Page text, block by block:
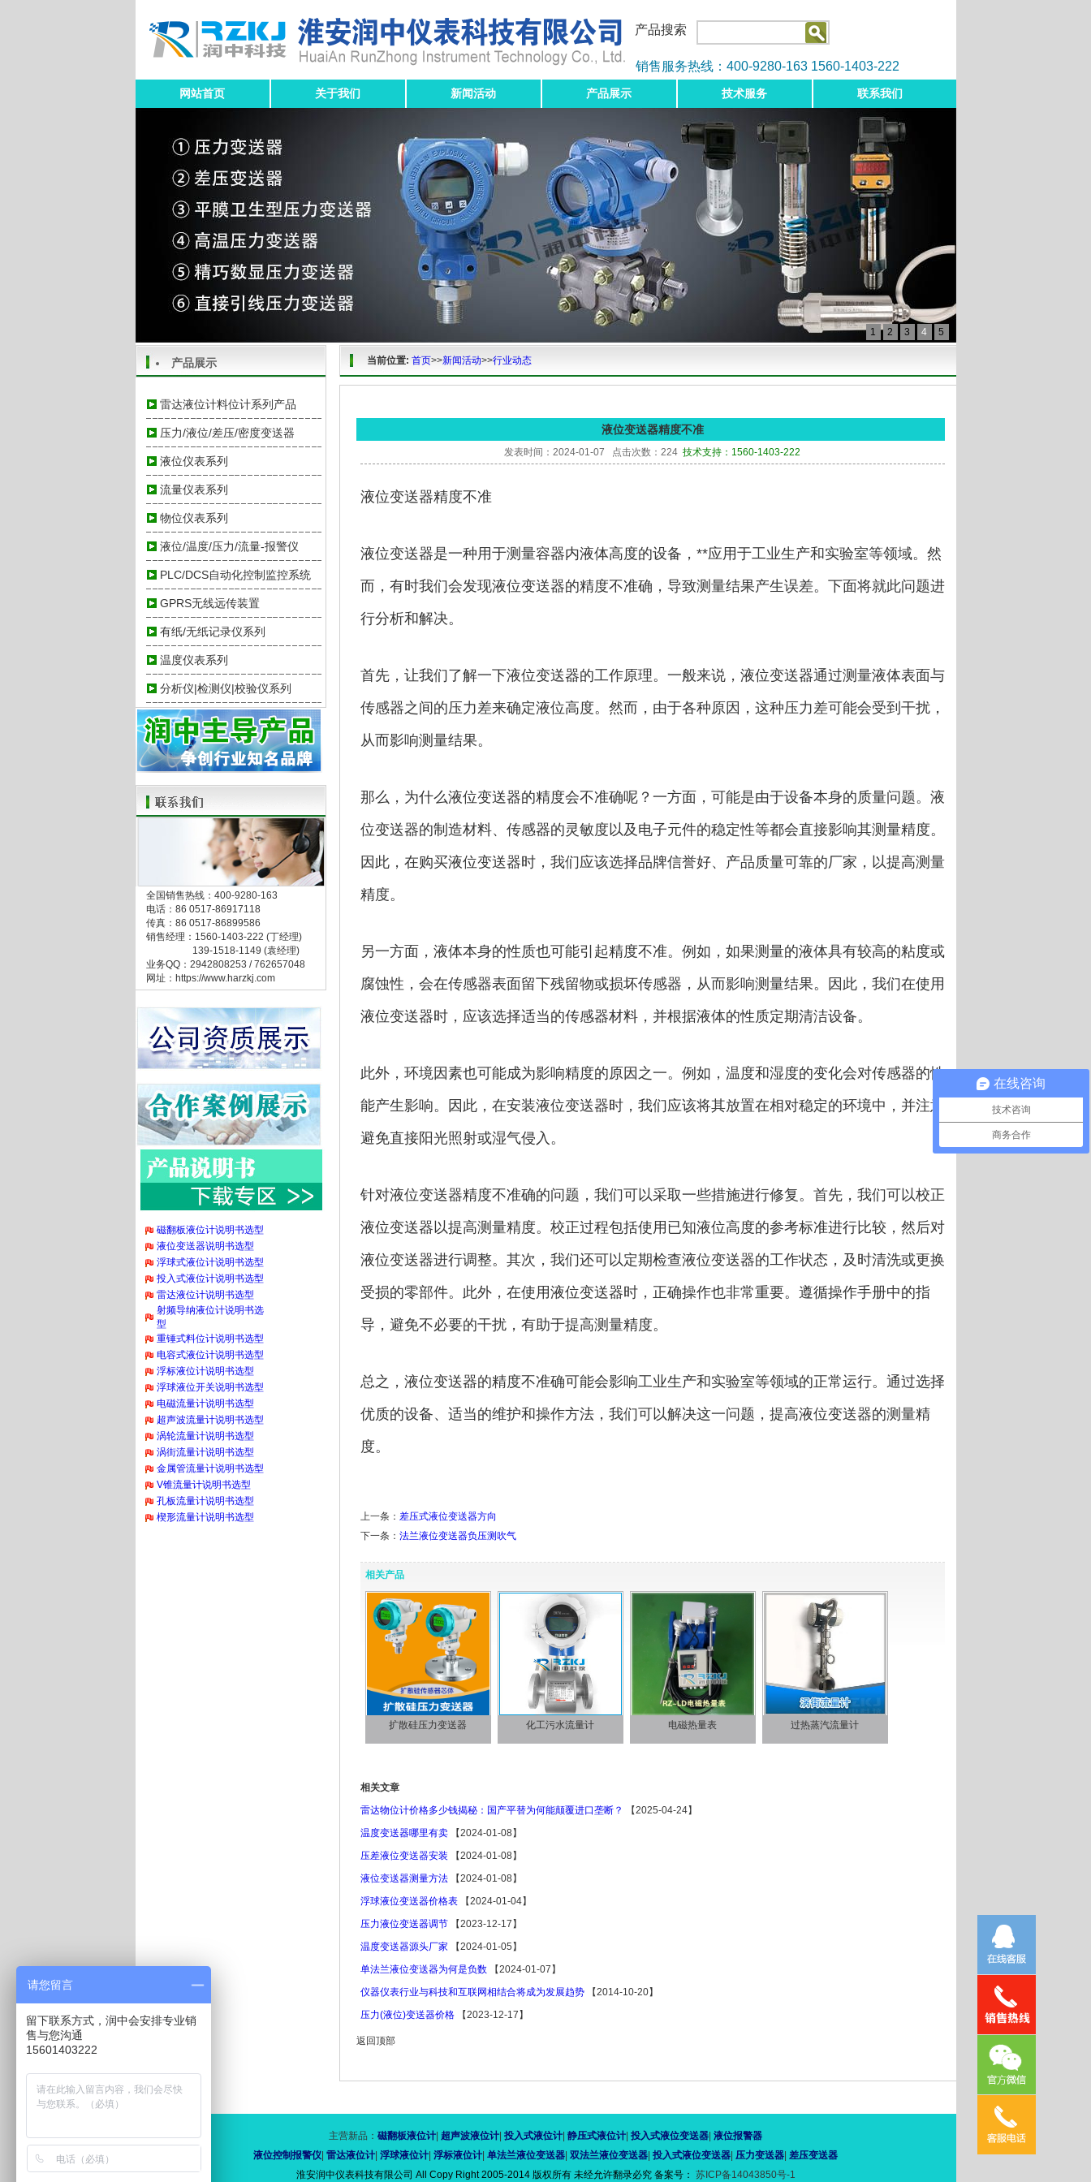
产品搜索
销售服务热线：400-9280-163 1560-1403-222
网站首页 关于我们 新闻活动 产品展示 技术服务 联系我们
1 2 3 4 5
产品展示
雷达液位计料位计系列产品
压力/液位/差压/密度变送器
液位仪表系列
流量仪表系列
物位仪表系列
液位/温度/压力/流量-报警仪
PLC/DCS自动化控制监控系统
GPRS无线远传装置
有纸/无纸记录仪系列
温度仪表系列
分析仪|检测仪|校验仪系列
全国销售热线：400-9280-163
电话：86 0517-86917118
传真：86 0517-86899586
销售经理：1560-1403-222 (丁经理)
139-1518-1149 (袁经理)
业务QQ：2942808253 / 762657048
网址：https://www.harzkj.com
磁翻板液位计说明书选型
液位变送器说明书选型
浮球式液位计说明书选型
投入式液位计说明书选型
雷达液位计说明书选型
射频导纳液位计说明书选
型
重锤式料位计说明书选型
电容式液位计说明书选型
浮标液位计说明书选型
浮球液位开关说明书选型
电磁流量计说明书选型
超声波流量计说明书选型
涡轮流量计说明书选型
涡街流量计说明书选型
金属管流量计说明书选型
V锥流量计说明书选型
孔板流量计说明书选型
楔形流量计说明书选型
当前位置: 首页>>新闻活动>>行业动态
液位变送器精度不准
发表时间：2024-01-07 点击次数：224 技术支持：1560-1403-222
液位变送器精度不准
液位变送器是一种用于测量容器内液体高度的设备，**应用于工业生产和实验室等领域。然
而，有时我们会发现液位变送器的精度不准确，导致测量结果产生误差。下面将就此问题进
行分析和解决。
首先，让我们了解一下液位变送器的工作原理。一般来说，液位变送器通过测量液体表面与
传感器之间的压力差来确定液位高度。然而，由于各种原因，这种压力差可能会受到干扰，
从而影响测量结果。
那么，为什么液位变送器的精度会不准确呢？一方面，可能是由于设备本身的质量问题。液
位变送器的制造材料、传感器的灵敏度以及电子元件的稳定性等都会直接影响其测量精度。
因此，在购买液位变送器时，我们应该选择品牌信誉好、产品质量可靠的厂家，以提高测量
精度。
另一方面，液体本身的性质也可能引起精度不准。例如，如果测量的液体具有较高的粘度或
腐蚀性，会在传感器表面留下残留物或损坏传感器，从而影响测量结果。因此，我们在使用
液位变送器时，应该选择适当的传感器材料，并根据液体的性质定期清洁设备。
此外，环境因素也可能成为影响精度的原因之一。例如，温度和湿度的变化会对传感器的性
能产生影响。因此，在安装液位变送器时，我们应该将其放置在相对稳定的环境中，并注意
避免直接阳光照射或湿气侵入。
针对液位变送器精度不准确的问题，我们可以采取一些措施进行修复。首先，我们可以校正
液位变送器以提高测量精度。校正过程包括使用已知液位高度的参考标准进行比较，然后对
液位变送器进行调整。其次，我们还可以定期检查液位变送器的工作状态，及时清洗或更换
受损的零部件。此外，在使用液位变送器时，正确操作也非常重要。遵循操作手册中的指
导，避免不必要的干扰，有助于提高测量精度。
总之，液位变送器的精度不准确可能会影响工业生产和实验室等领域的正常运行。通过选择
优质的设备、适当的维护和操作方法，我们可以解决这一问题，提高液位变送器的测量精
度。
上一条： 差压式液位变送器方向
下一条： 法兰液位变送器负压测吹气
相关产品
扩散硅压力变送器 化工污水流量计 电磁热量表 过热蒸汽流量计
相关文章
雷达物位计价格多少钱揭秘：国产平替为何能颠覆进口垄断？
【2025-04-24】
温度变送器哪里有卖【2024-01-08】
压差液位变送器安装 【2024-01-08】
液位变送器测量方法【2024-01-08】
浮球液位变送器价格表【2024-01-04】
压力液位变送器调节【2023-12-17】
温度变送器源头厂家 【2024-01-05】
单法兰液位变送器为何是负数【2024-01-07】
仪器仪表行业与科技和互联网相结合将成为发展趋势【2014-10-20】
压力(液位)变送器价格【2023-12-17】
返回顶部
主营新品： 磁翻板液位计 超声波液位计 投入式液位计 静压式液位计 投入式液位变送器 液位报警器
液位控制报警仪 雷达液位计 浮球液位计 浮标液位计 单法兰液位变送器 双法兰液位变送器 投入式液位变送器 压力变送器 差压变送器
淮安润中仪表科技有限公司 All Copy Right 2005-2014 版权所有 未经允许翻录必究 备案号： 苏ICP备14043850号-1
在线咨询
技术咨询
商务合作
请您留言
留下联系方式，润中会安排专业销
售与您沟通
15601403222